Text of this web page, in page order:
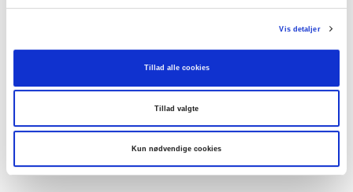
Vis detaljer
Tillad alle cookies
Tillad valgte
Kun nødvendige cookies
Dæk Maxxis Metroloads Pro Urban/Cargo 26X2,40 ETRTO: 61-559,
60x2 TPI High Mileage 4S, RI+REF. Vægt: 1556 g, max. last: 160 kg